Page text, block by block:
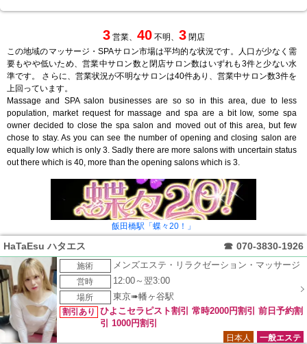
3営業、 40不明、 3閉店
この地域のマッサージ・SPAサロン市場は平均的な状況です。人口が少なく需
要もやや低いため、営業中サロン数と閉店サロン数はいずれも3件と少ない水
準です。 さらに、営業状況が不明なサロンは40件あり、営業中サロン数3件を
上回っています。
Massage and SPA salon businesses are so so in this area, due to less
population, market request for massage and spa are a bit low, some spa
owner decided to close the spa salon and moved out of this area, but few
chose to stay. As you can see the number of opening and closing salon are
equally low which is only 3. Sadly there are more salons with uncertain status
out there which is 40, more than the opening salons which is 3.
飯田橋駅「蝶々20！」
HaTaEsu ハタエス ☎ 070-3830-1926
施術
メンズエステ・リラクゼーション・マッサージ
営時
12:00～翌3:00
場所
東京➠幡ヶ谷駅
割引あり
ひよこセラピスト割引 常時2000円割引 前日予約割
引 1000円割引
一般エステ
日本人